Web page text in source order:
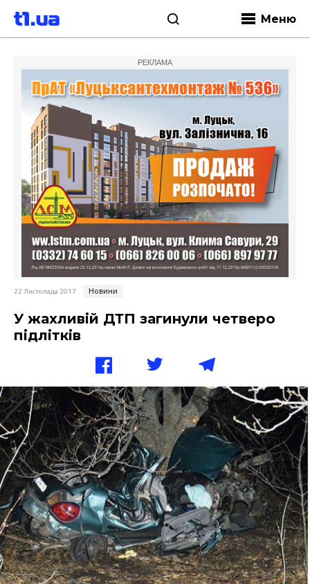
Меню
РЕКЛАМА
22 Листопада 2017 Новини
У жахливій ДТП загинули четверо
підлітків